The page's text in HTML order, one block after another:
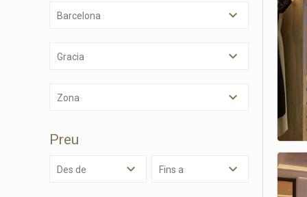
Barcelona
Gracia
Zona
Preu
Des de Fins a
de les